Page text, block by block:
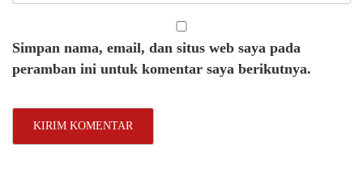
Simpan nama, email, dan situs web saya pada
peramban ini untuk komentar saya berikutnya.